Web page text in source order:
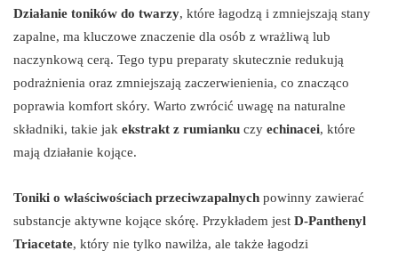
Działanie toników do twarzy, które łagodzą i zmniejszają stany
zapalne, ma kluczowe znaczenie dla osób z wrażliwą lub
naczynkową cerą. Tego typu preparaty skutecznie redukują
podrażnienia oraz zmniejszają zaczerwienienia, co znacząco
poprawia komfort skóry. Warto zwrócić uwagę na naturalne
składniki, takie jak ekstrakt z rumianku czy echinacei, które
mają działanie kojące.
Toniki o właściwościach przeciwzapalnych powinny zawierać
substancje aktywne kojące skórę. Przykładem jest D-Panthenyl
Triacetate, który nie tylko nawilża, ale także łagodzi